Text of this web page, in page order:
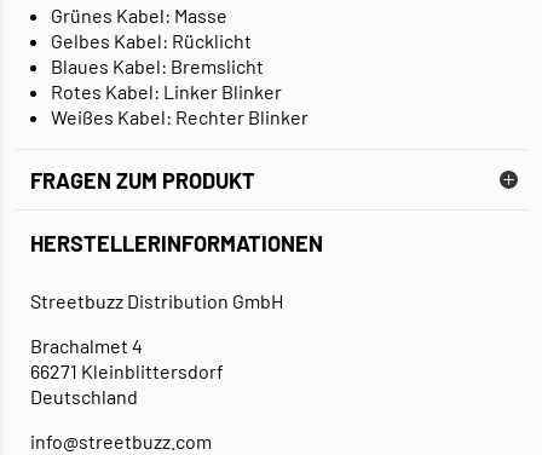
Grünes Kabel: Masse
Gelbes Kabel: Rücklicht
Blaues Kabel: Bremslicht
Rotes Kabel: Linker Blinker
Weißes Kabel: Rechter Blinker
FRAGEN ZUM PRODUKT
HERSTELLERINFORMATIONEN
Streetbuzz Distribution GmbH
Brachalmet 4
66271 Kleinblittersdorf
Deutschland
info@streetbuzz.com